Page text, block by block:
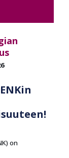
on